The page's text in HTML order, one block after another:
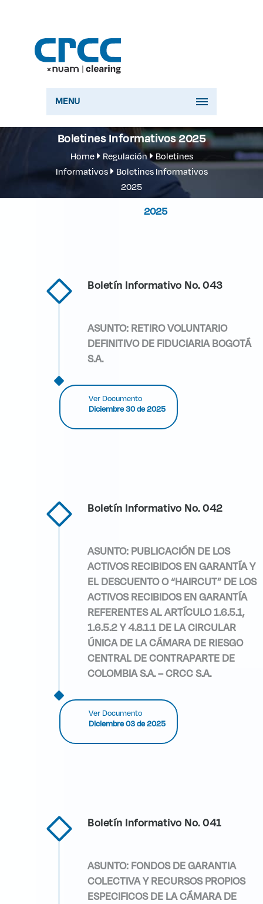
MENU
Boletines Informativos 2025
Home Regulación
Boletines
Informativos
Boletines Informativos
2025
2025
Boletín Informativo No. 043
ASUNTO: RETIRO VOLUNTARIO
DEFINITIVO DE FIDUCIARIA BOGOTÁ
S.A.
Ver Documento
Diciembre 30 de 2025
Boletín Informativo No. 042
ASUNTO: PUBLICACIÓN DE LOS
ACTIVOS RECIBIDOS EN GARANTÍA Y
EL DESCUENTO O “HAIRCUT” DE LOS
ACTIVOS RECIBIDOS EN GARANTÍA
REFERENTES AL ARTÍCULO 1.6.5.1,
1.6.5.2 Y 4.8.1.1 DE LA CIRCULAR
ÚNICA DE LA CÁMARA DE RIESGO
CENTRAL DE CONTRAPARTE DE
COLOMBIA S.A. – CRCC S.A.
Ver Documento
Diciembre 03 de 2025
Boletín Informativo No. 041
ASUNTO: FONDOS DE GARANTIA
COLECTIVA Y RECURSOS PROPIOS
ESPECIFICOS DE LA CÁMARA DE